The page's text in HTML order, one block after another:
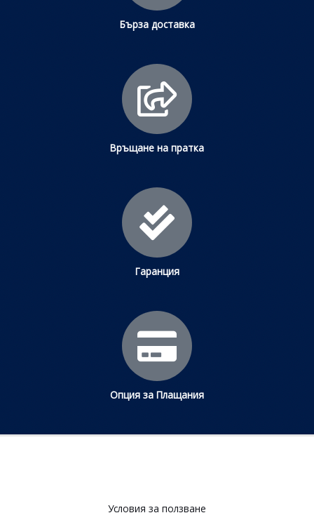
Бърза доставка
Връщане на пратка
Гаранция
Опция за Плащания
Условия за ползване​